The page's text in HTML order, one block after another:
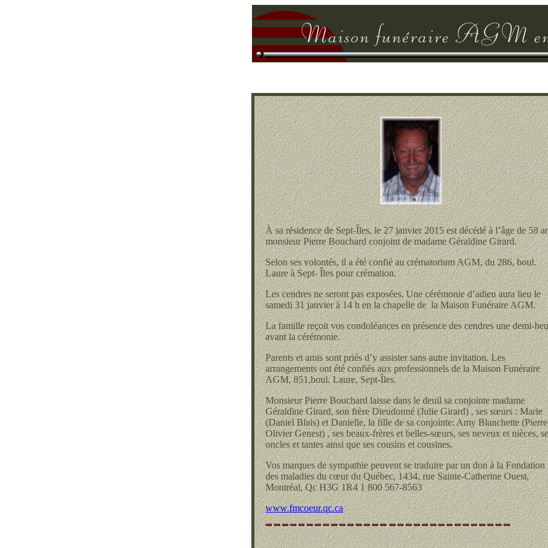
À sa résidence de Sept-Îles, le 27 janvier 2015 est décédé à l’âge de 58
monsieur Pierre Bouchard conjoint de madame Géraldine Girard.
Selon ses volontés, il a été confié au crématorium AGM, du 286, boul.
Laure à Sept- Îles pour crémation.
Les cendres ne seront pas exposées. Une cérémonie d’adieu aura lieu le
samedi 31 janvier à 14 h en la chapelle de la Maison Funéraire AGM.
La famille reçoit vos condoléances en présence des cendres une demi-
avant la cérémonie.
Parents et amis sont priés d’y assister sans autre invitation. Les
arrangements ont été confiés aux professionnels de la Maison Funéraire
AGM, 851,boul. Laure, Sept-Îles.
Monsieur Pierre Bouchard laisse dans le deuil sa conjointe madame
Géraldine Girard, son frère Dieudonné (Julie Girard) , ses sœurs : Marie
(Daniel Blais) et Danielle, la fille de sa conjointe: Amy Blanchette
Olivier Genest) , ses beaux-frères et belles-sœurs, ses neveux et nièces,
oncles et tantes ainsi que ses cousins et cousines.
Vos marques de sympathie peuvent se traduire par un don à la Fondation
des maladies du cœur du Québec, 1434, rue Sainte-Catherine Ouest,
Montréal, Qc H3G 1R4 1 800 567-8563
www.fmcoeur.qc.ca